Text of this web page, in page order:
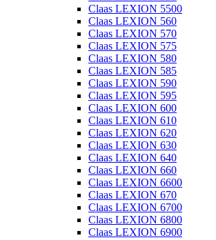
Claas LEXION 5500
Claas LEXION 560
Claas LEXION 570
Claas LEXION 575
Claas LEXION 580
Claas LEXION 585
Claas LEXION 590
Claas LEXION 595
Claas LEXION 600
Claas LEXION 610
Claas LEXION 620
Claas LEXION 630
Claas LEXION 640
Claas LEXION 660
Claas LEXION 6600
Claas LEXION 670
Claas LEXION 6700
Claas LEXION 6800
Claas LEXION 6900